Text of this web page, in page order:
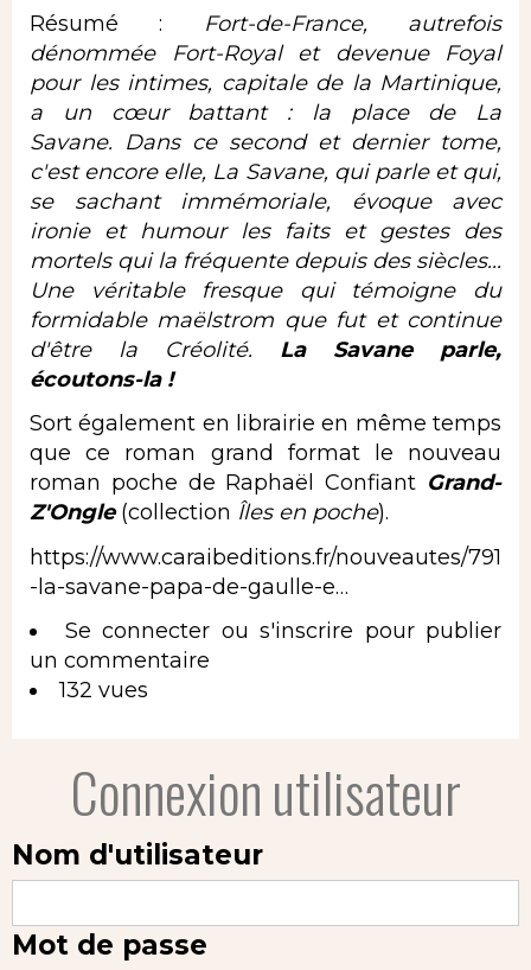
Résumé :
Fort-de-France, autrefois
dénommée Fort-Royal et devenue Foyal
pour les intimes, capitale de la Martinique,
a un cœur battant : la place de La
Savane. Dans ce second et dernier tome,
c'est encore elle, La Savane, qui parle et qui,
se sachant immémoriale, évoque avec
ironie et humour les faits et gestes des
mortels qui la fréquente depuis des siècles...
Une véritable fresque qui témoigne du
formidable maëlstrom que fut et continue
d'être la Créolité. La Savane parle,
écoutons-la !
Sort également en librairie en même temps
que ce roman grand format le nouveau
roman poche de Raphaël Confiant Grand-
Z'Ongle(collection Îles en poche).
https://www.caraibeditions.fr/nouveautes/791
-la-savane-papa-de-gaulle-e…
Se connecter ou s'inscrire pour publier
un commentaire
132 vues
Connexion utilisateur
Nom d'utilisateur
Mot de passe